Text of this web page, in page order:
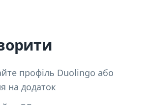
профіль Duolingo або
на додаток